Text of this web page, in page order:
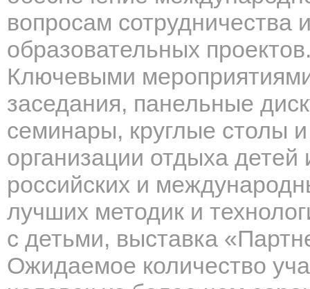
вопросам сотрудничества
образовательных
Ключевыми
заседания, панельные
семинары, круглые столы
организации отдыха
российских и
лучших методик и
с детьми, выставка
Ожидаемое количество